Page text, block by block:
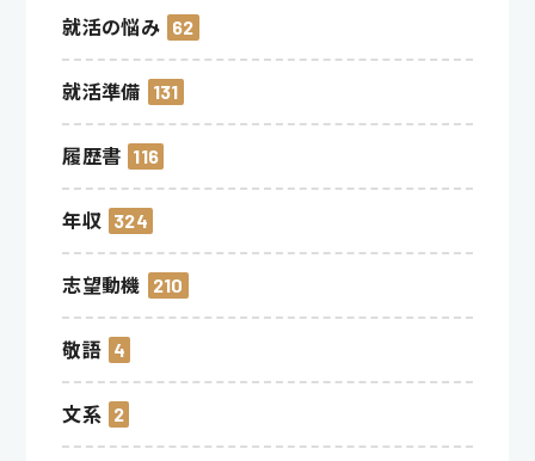
就活の悩み 62
就活準備 131
履歴書 116
年収 324
志望動機 210
敬語 4
文系 2